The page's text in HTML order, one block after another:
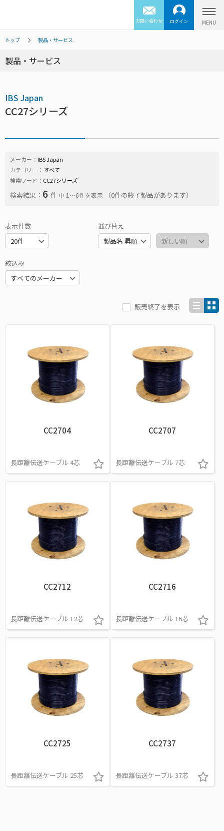
お問い合わせ ログイン
トップ 製品・サービス
製品・サービス
IBS Japan
CC27シリーズ
メーカー： IBS Japan
カテゴリー： すべて
検索ワード： CC27シリーズ
検索結果： 6 件 中 1〜6件を表示 （0件の終了製品があります）
表示件数 並び替え
絞込み
販売終了を表示
CC2704
長距離伝送ケーブル 4芯
CC2707
長距離伝送ケーブル 7芯
CC2712
長距離伝送ケーブル 12芯
CC2716
長距離伝送ケーブル 16芯
CC2725
長距離伝送ケーブル 25芯
CC2737
長距離伝送ケーブル 37芯